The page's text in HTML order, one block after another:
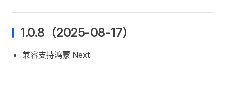
1.0.8（2025-08-17）
兼容支持鸿蒙 Next